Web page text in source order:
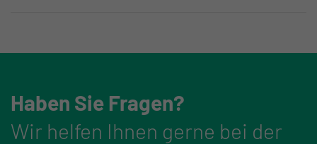
Haben Sie Fragen?
Wir helfen Ihnen gerne bei der